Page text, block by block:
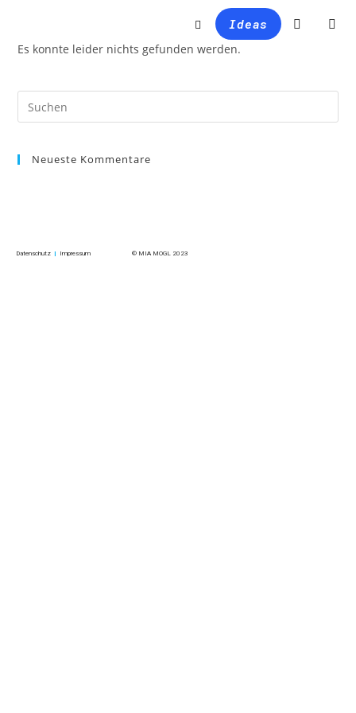
Ideas
Es konnte leider nichts gefunden werden.
Neueste Kommentare
Datenschutz | Impressum © MIA MOGL 2023